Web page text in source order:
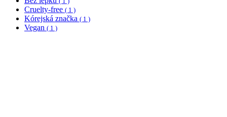
Cruelty-free ( 1 )
Kórejská značka ( 1 )
Vegan ( 1 )